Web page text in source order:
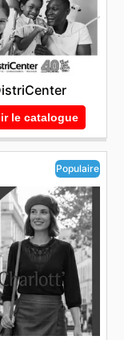
le catalogue
Populaire